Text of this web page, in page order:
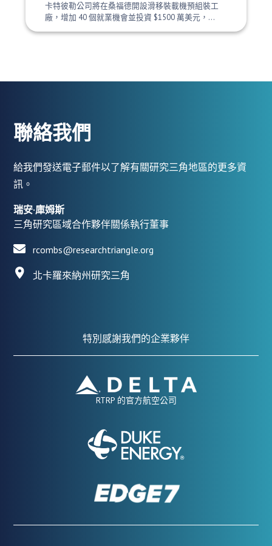
卡特彼勒公司將在桑福德開設滑移裝載機預組裝工
廠，增加 40 個就業機會並投資 $1500 萬美元，...
聯絡我們
給我們發送電子郵件以了解有關研究三角地區的更多資
訊。
瑞安·庫姆斯
三角研究區域合作夥伴關係執行董事
rcombs@researchtriangle.org
北卡羅來納州研究三角
特別感謝我們的企業夥伴
RTRP 的官方航空公司